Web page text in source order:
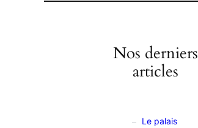
Nos derniers
articles
Le palais